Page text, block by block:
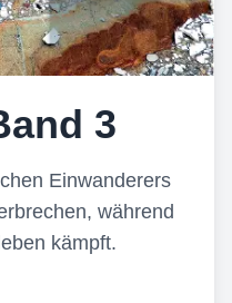
3
Einwanderers
während
kämpft.